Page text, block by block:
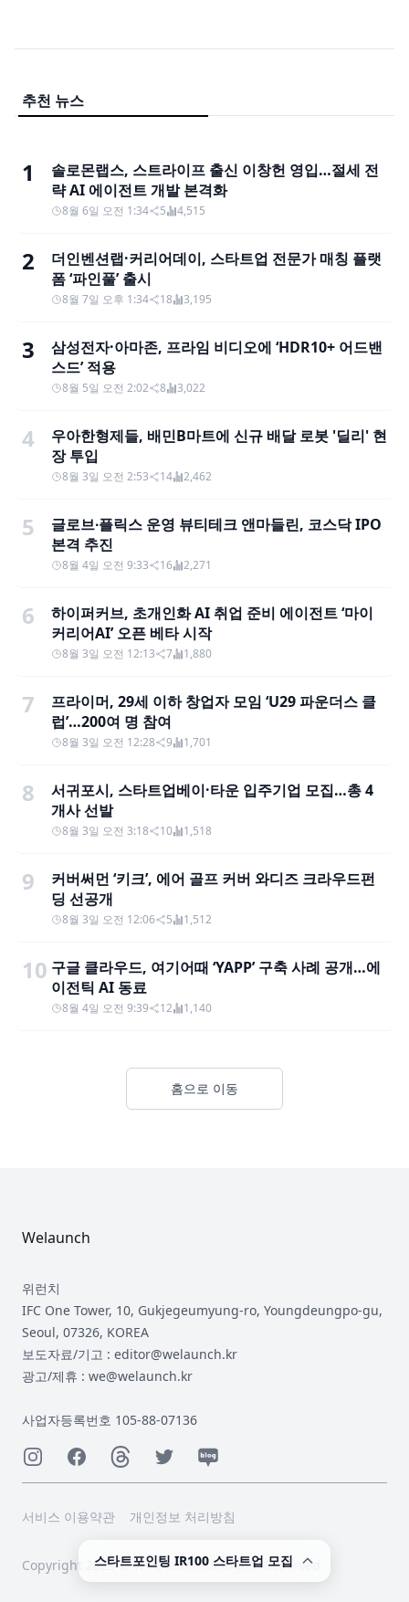
추천 뉴스
1
솔로몬랩스, 스트라이프 출신 이창헌 영입…절세 전
략 AI 에이전트 개발 본격화
8월 6일 오전 1:34 5 4,515
2
더인벤션랩·커리어데이, 스타트업 전문가 매칭 플랫
폼 ‘파인풀’ 출시
8월 7일 오후 1:34 18 3,195
3
삼성전자·아마존, 프라임 비디오에 ‘HDR10+ 어드밴
스드’ 적용
8월 5일 오전 2:02 8 3,022
4
우아한형제들, 배민B마트에 신규 배달 로봇 '딜리' 현
장 투입
8월 3일 오전 2:53 14 2,462
5
글로브∙플릭스 운영 뷰티테크 앤마들린, 코스닥 IPO
본격 추진
8월 4일 오전 9:33 16 2,271
6
하이퍼커브, 초개인화 AI 취업 준비 에이전트 ‘마이
커리어AI’ 오픈 베타 시작
8월 3일 오전 12:13 7 1,880
7
프라이머, 29세 이하 창업자 모임 ‘U29 파운더스 클
럽’…200여 명 참여
8월 3일 오전 12:28 9 1,701
8
서귀포시, 스타트업베이·타운 입주기업 모집…총 4
개사 선발
8월 3일 오전 3:18 10 1,518
9
커버써먼 ‘키크’, 에어 골프 커버 와디즈 크라우드펀
딩 선공개
8월 3일 오전 12:06 5 1,512
10 구글 클라우드, 여기어때 ‘YAPP’ 구축 사례 공개…에
이전틱 AI 동료
8월 4일 오전 9:39 12 1,140
홈으로 이동
Welaunch
위런치
IFC One Tower, 10, Gukjegeumyung-ro, Youngdeungpo-gu,
Seoul, 07326, KOREA
보도자료/기고 : editor@welaunch.kr
광고/제휴 : we@welaunch.kr
사업자등록번호 105-88-07136
InstagramFacebookThreadsTwitterNaver
서비스 이용약관 개인정보 처리방침
Copyright 2023 © Welaunch. All Rights Reserved
스타트포인팅 IR100 스타트업 모집